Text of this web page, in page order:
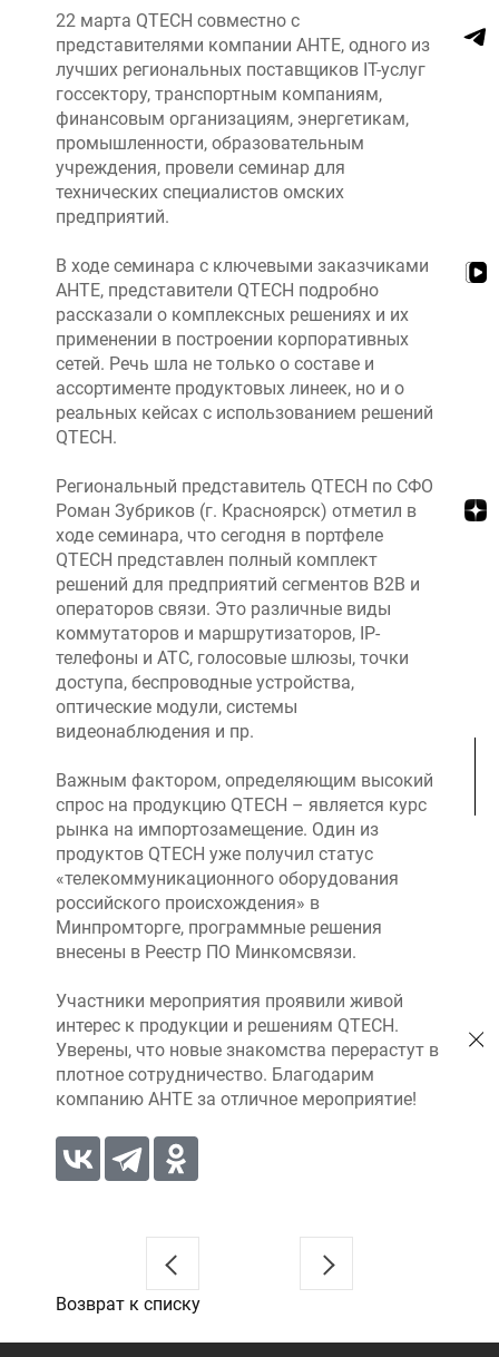
22 марта QTECH совместно с
представителями компании АНТЕ, одного из
лучших региональных поставщиков IT-услуг
госсектору, транспортным компаниям,
финансовым организациям, энергетикам,
промышленности, образовательным
учреждения, провели семинар для
технических специалистов омских
предприятий.
В ходе семинара с ключевыми заказчиками
АНТЕ, представители QTECH подробно
рассказали о комплексных решениях и их
применении в построении корпоративных
сетей. Речь шла не только о составе и
ассортименте продуктовых линеек, но и о
реальных кейсах с использованием решений
QTECH.
Региональный представитель QTECH по СФО
Роман Зубриков (г. Красноярск) отметил в
ходе семинара, что сегодня в портфеле
QTECH представлен полный комплект
решений для предприятий сегментов B2B и
операторов связи. Это различные виды
коммутаторов и маршрутизаторов, IP-
телефоны и АТС, голосовые шлюзы, точки
доступа, беспроводные устройства,
оптические модули, системы
видеонаблюдения и пр.
Важным фактором, определяющим высокий
спрос на продукцию QTECH – является курс
рынка на импортозамещение. Один из
продуктов QTECH уже получил статус
«телекоммуникационного оборудования
российского происхождения» в
Минпромторге, программные решения
внесены в Реестр ПО Минкомсвязи.
Участники мероприятия проявили живой
интерес к продукции и решениям QTECH.
Уверены, что новые знакомства перерастут в
плотное сотрудничество. Благодарим
компанию АНТЕ за отличное мероприятие!
Возврат к списку